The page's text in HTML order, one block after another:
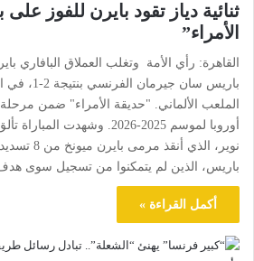
ثنائية دياز تقود بايرن للفوز
الأمراء”
القاهرة: رأي الأمة وتغلب العملاق البافاري
باريس سان
الملعب الألماني. "حديقة الأمراء" ضمن
أوروبا لموسم 2025-2026. وشهدت
نوير، الذي
باريس، الذين لم يتمكنوا من تسجيل سوى
أكمل القراءة »